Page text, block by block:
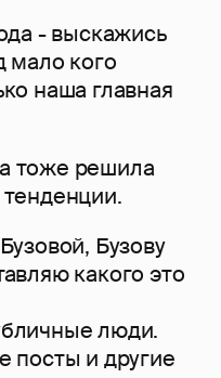
- выскажись
мало кого
наша главная
тоже решила
Бузову
какого это
люди.
посты и другие